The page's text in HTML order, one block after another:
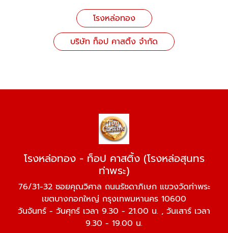
โรงหล่อทอง
บริษัท ท็อป คาสติ้ง จำกัด
โรงหล่อทอง - ท็อป คาสติ้ง (โรงหล่อสุนทร
ท่าพระ)
76/31-32 ซอยคุณวิศาล ถนนรัชดาภิเษก แขวงวัดท่าพระ
เขตบางกอกใหญ่ กรุงเทพมหานคร 10600
วันจันทร์ - วันศุกร์ เวลา 9.30 - 21.00 น. , วันเสาร์ เวลา
9.30 - 19.00 น.